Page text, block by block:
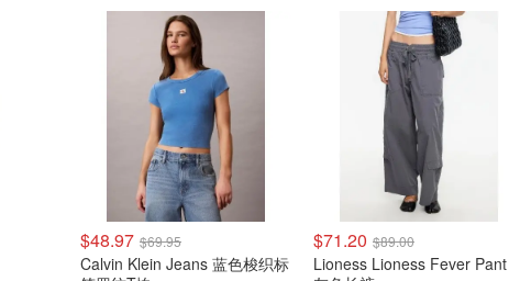
$48.97 $69.95
Calvin Klein Jeans 蓝色梭织标
$71.20 $89.00
Lioness Lioness Fever Pant